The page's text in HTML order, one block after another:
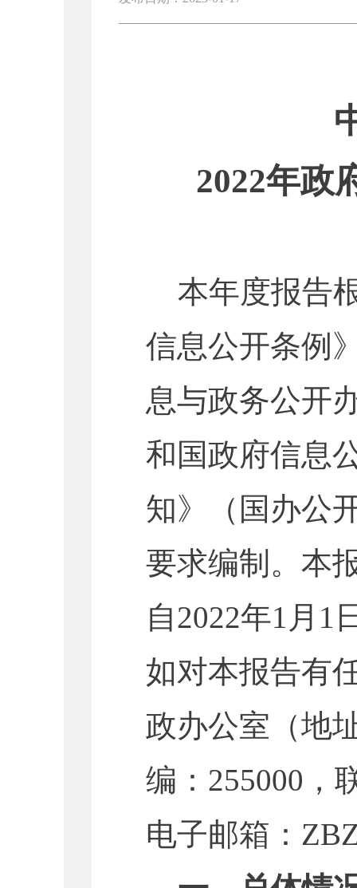
2022年政
本年度报告
信息公开条例
息与政务公开
和国政府信息
知》（国办公
要求编制。本
自2022年1月1
如对本报告有
政办公室（地
编：255000，
电子邮箱：